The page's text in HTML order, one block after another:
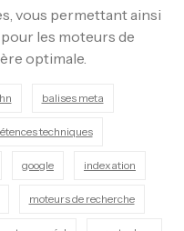
vous permettant ainsi
les moteurs de
optimale.
balises meta
techniques
google indexation
moteurs de recherche